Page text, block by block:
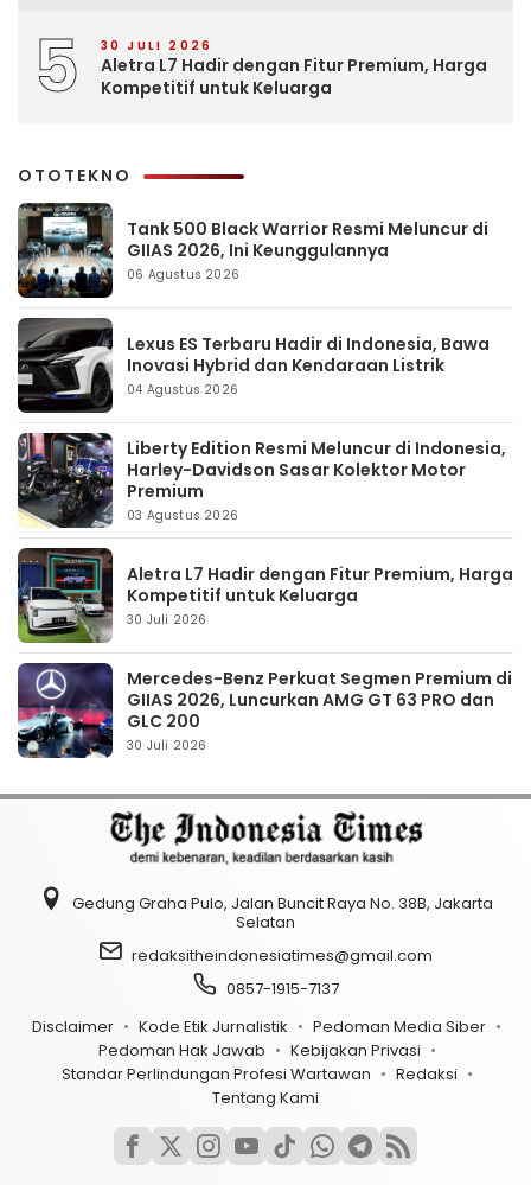
5 30 JULI 2026
Aletra L7 Hadir dengan Fitur Premium, Harga
Kompetitif untuk Keluarga
OTOTEKNO
Tank 500 Black Warrior Resmi Meluncur di
GIIAS 2026, Ini Keunggulannya
06 Agustus 2026
Lexus ES Terbaru Hadir di Indonesia, Bawa
Inovasi Hybrid dan Kendaraan Listrik
04 Agustus 2026
Liberty Edition Resmi Meluncur di Indonesia,
Harley-Davidson Sasar Kolektor Motor
Premium
03 Agustus 2026
Aletra L7 Hadir dengan Fitur Premium, Harga
Kompetitif untuk Keluarga
30 Juli 2026
Mercedes-Benz Perkuat Segmen Premium di
GIIAS 2026, Luncurkan AMG GT 63 PRO dan
GLC 200
30 Juli 2026
Gedung Graha Pulo, Jalan Buncit Raya No. 38B, Jakarta
Selatan
redaksitheindonesiatimes@gmail.com
0857-1915-7137
Disclaimer
Kode Etik Jurnalistik
Pedoman Media Siber
Pedoman Hak Jawab
Kebijakan Privasi
Standar Perlindungan Profesi Wartawan
Redaksi
Tentang Kami